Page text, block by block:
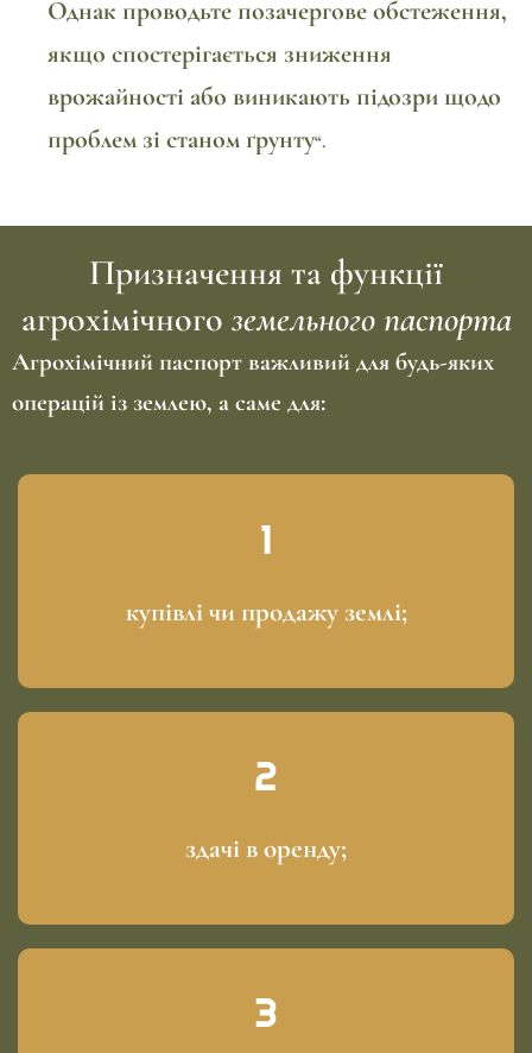
Однак проводьте позачергове обстеження,
якщо спостерігається зниження
врожайності або виникають підозри щодо
проблем зі станом ґрунту“.
Призначення та функції
агрохімічного земельного паспорта
Агрохімічний паспорт важливий для будь-яких
операцій із землею, а саме для:
купівлі чи продажу землі;
здачі в оренду;